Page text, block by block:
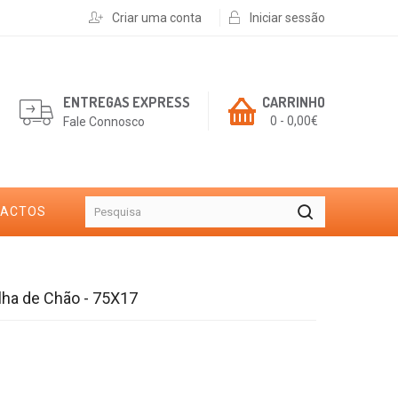
Criar uma conta Iniciar sessão
CARRINHO
0 - 0,00€
ENTREGAS EXPRESS
Fale Connosco
de Chão - 75X17